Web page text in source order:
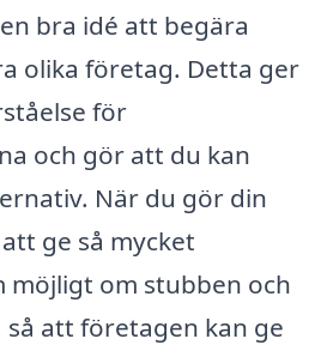
bra idé att begära
olika företag. Detta ger
för
och gör att du kan
När du gör din
ge så mycket
möjligt om stubben och
att företagen kan ge